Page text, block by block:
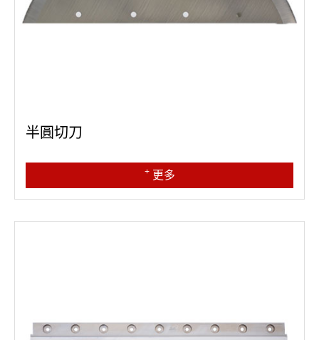
半圓切刀
+ 更多